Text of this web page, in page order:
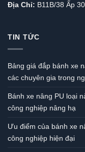
Địa Chỉ: B11B/38 Ấp
TIN TỨC
Bảng giá đắp bánh xe
các chuyên gia trong
Bánh xe nâng PU loại
công nghiệp nâng hạ
Ưu điểm của bánh xe
công nghiệp hiện đại